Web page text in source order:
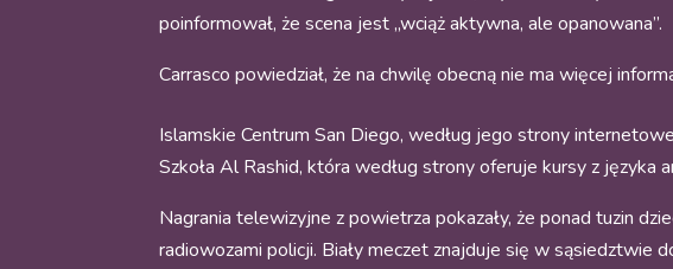
poinformował, że scena jest „wciąż aktywna, ale opanowana”.
Carrasco powiedział, że na chwilę obecną nie ma więcej
Islamskie Centrum San Diego, według jego strony
Szkoła Al Rashid, która według strony oferuje kursy z języka
Nagrania telewizyjne z powietrza pokazały, że ponad tuzin
radiowozami policji. Biały meczet znajduje się w sąsiedztwie